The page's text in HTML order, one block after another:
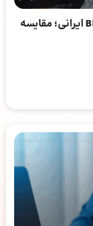
راهنمای انتخاب بهترین نرم افزار BPMS ایرانی؛ مقایسه